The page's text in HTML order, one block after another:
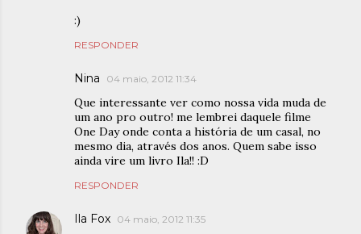
:)
RESPONDER
Nina 04 maio, 2012 11:34
Que interessante ver como nossa vida muda de
um ano pro outro! me lembrei daquele filme
One Day onde conta a história de um casal, no
mesmo dia, através dos anos. Quem sabe isso
ainda vire um livro Ila!! :D
RESPONDER
Ila Fox 04 maio, 2012 11:35